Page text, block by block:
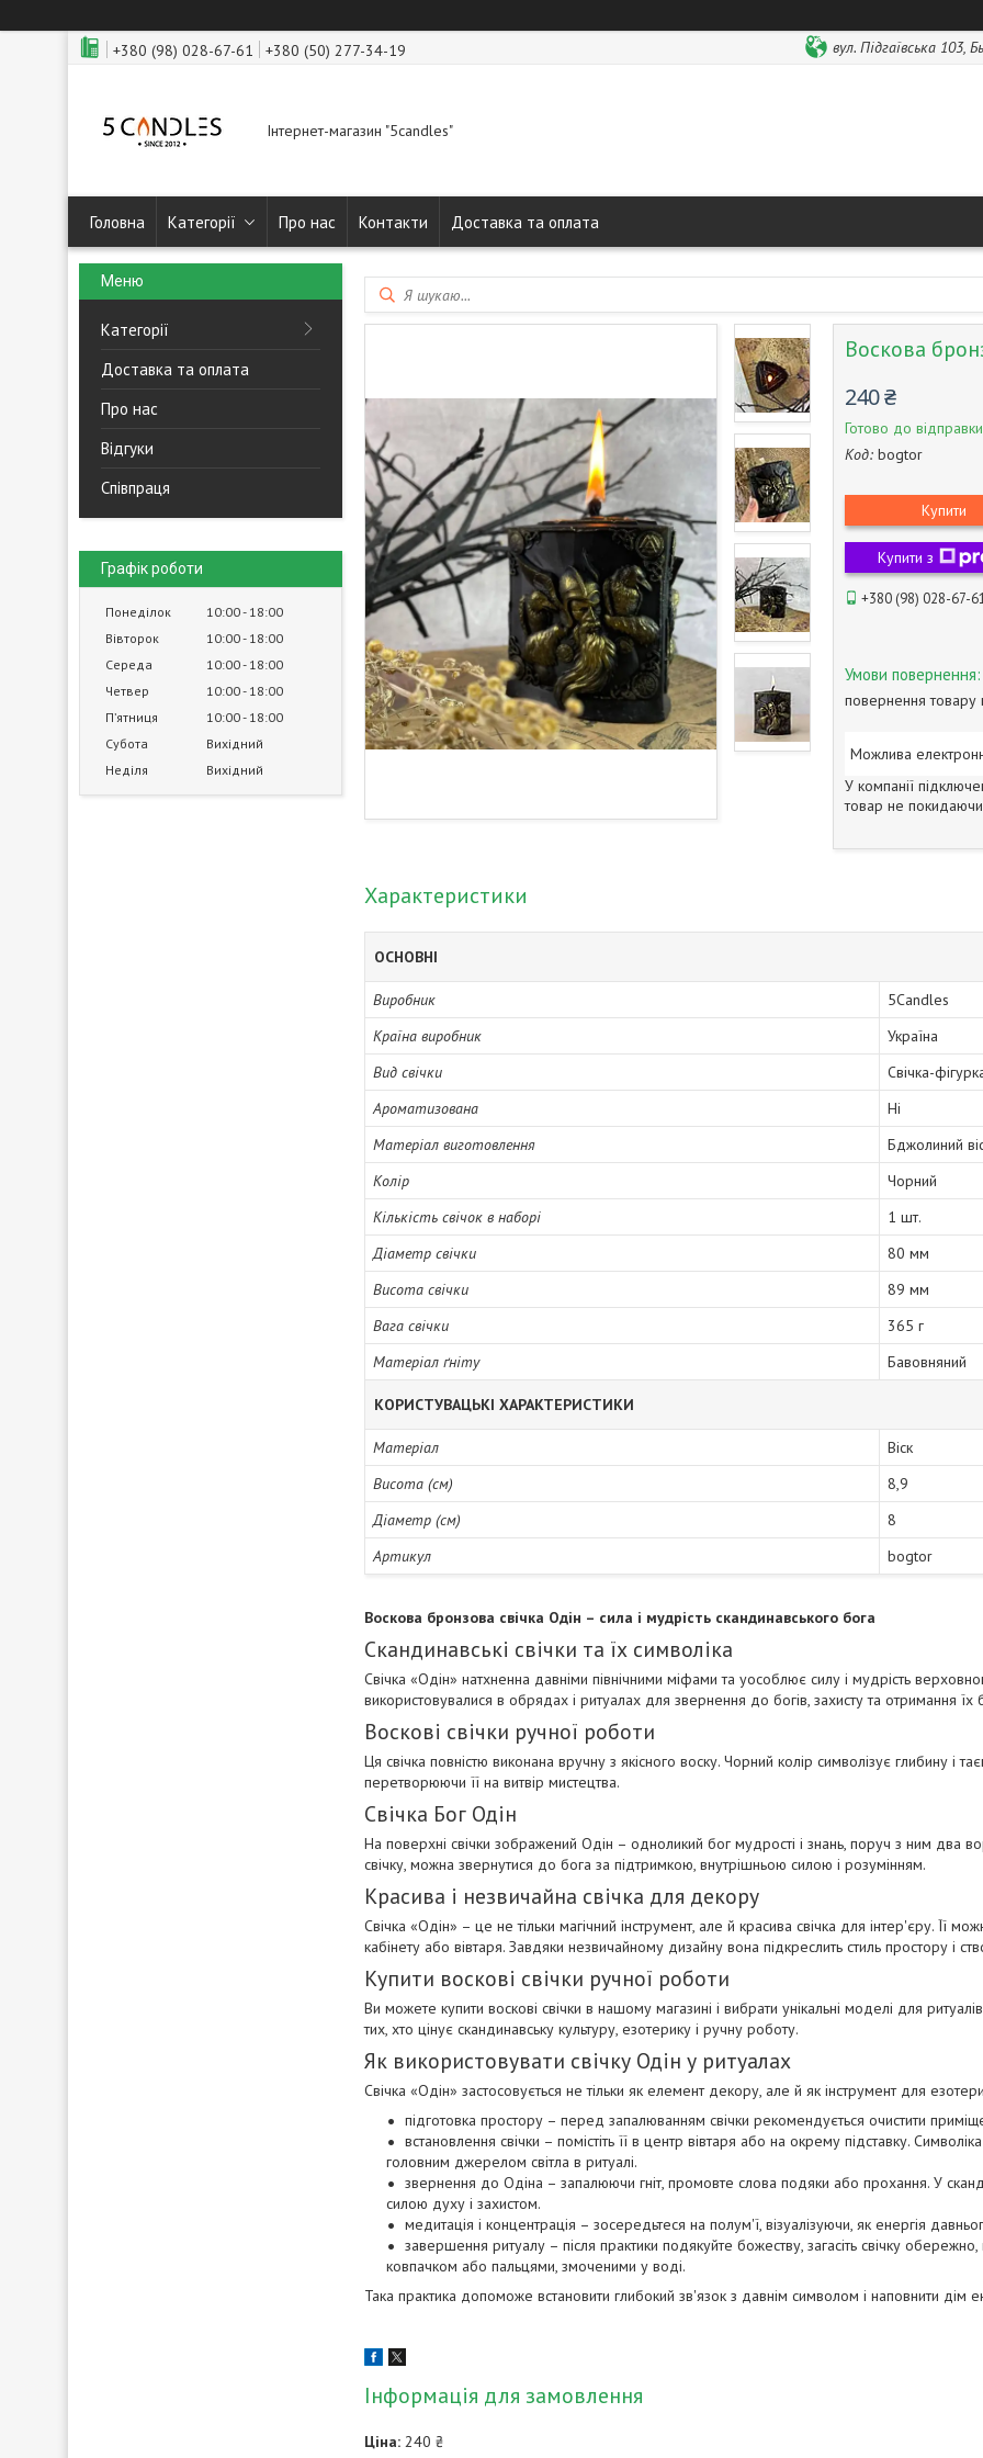
+380 (98) 028-67-61 +380 (50) 277-34-19 вул. Підгаївська 103,
Інтернет-магазин "5candles"
Головна Категорії Про нас Контакти Доставка та оплата
Категорії
Доставка та оплата
Про нас
Відгуки
Співпраця
Графік роботи
Понеділок 10:00 18:00
Вівторок
10:00 18:00
Середа
10:00 18:00
Четвер
10:00 18:00
Пʼятниця
10:00 18:00
Субота
Вихідний
Неділя
Вихідний
Воскова
240 ₴
Готово до відправки
Код: bogtor
Купити
Купити з
+380 (98) 028-67-
повернення
У компанії
товар не покидаючи
Характеристики
ОСНОВНІ
Виробник
5Candles
Країна виробник
Україна
Вид свічки
Свічка-
Ароматизована
Ні
Матеріал виготовлення
Бджолиний
Колір
Чорний
Кількість свічок в наборі
1 шт.
Діаметр свічки
80 мм
Висота свічки
89 мм
Вага свічки
365 г
Матеріал ґніту
Бавовняний
КОРИСТУВАЦЬКІ ХАРАКТЕРИСТИКИ
Матеріал
Віск
Висота (см)
8,9
Діаметр (см)
8
Артикул
bogtor
Воскова бронзова свічка Одін – сила і мудрість скандинавського бога
Скандинавські свічки та їх символіка
Свічка «Одін» натхненна давніми північними міфами та уособлює силу і мудрість
використовувалися в обрядах і ритуалах для звернення до богів, захисту та отримання їх
Воскові свічки ручної роботи
Ця свічка повністю виконана вручну з якісного воску. Чорний колір символізує глибину і
перетворюючи її на витвір мистецтва.
Свічка Бог Одін
На поверхні свічки зображений Одін – одноликий бог мудрості і знань, поруч з ним два
свічку, можна звернутися до бога за підтримкою, внутрішньою силою і розумінням.
Красива і незвичайна свічка для декору
Свічка «Одін» – це не тільки магічний інструмент, але й красива свічка для інтер'єру. Її
кабінету або вівтаря. Завдяки незвичайному дизайну вона підкреслить стиль простору і
Купити воскові свічки ручної роботи
Ви можете купити воскові свічки в нашому магазині і вибрати унікальні моделі для
тих, хто цінує скандинавську культуру, езотерику і ручну роботу.
Як використовувати свічку Одін у ритуалах
Свічка «Одін» застосовується не тільки як елемент декору, але й як інструмент для
підготовка простору – перед запалюванням свічки рекомендується очистити
встановлення свічки – помістіть її в центр вівтаря або на окрему підставку.
головним джерелом світла в ритуалі.
звернення до Одіна – запалюючи гніт, промовте слова подяки або прохання. У
силою духу і захистом.
медитація і концентрація – зосередьтеся на полум'ї, візуалізуючи, як енергія
завершення ритуалу – після практики подякуйте божеству, загасіть свічку
ковпачком або пальцями, змоченими у воді.
Така практика допоможе встановити глибокий зв'язок з давнім символом і наповнити дім
Інформація для замовлення
Ціна: 240 ₴